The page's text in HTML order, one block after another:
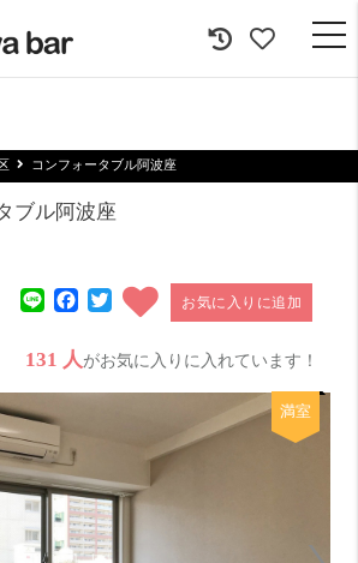
コンフォータブル阿波座
ブル阿波座
LineFacebook
Twitterお気に入りに追加
131 人がお気に入りに入れています！
満室